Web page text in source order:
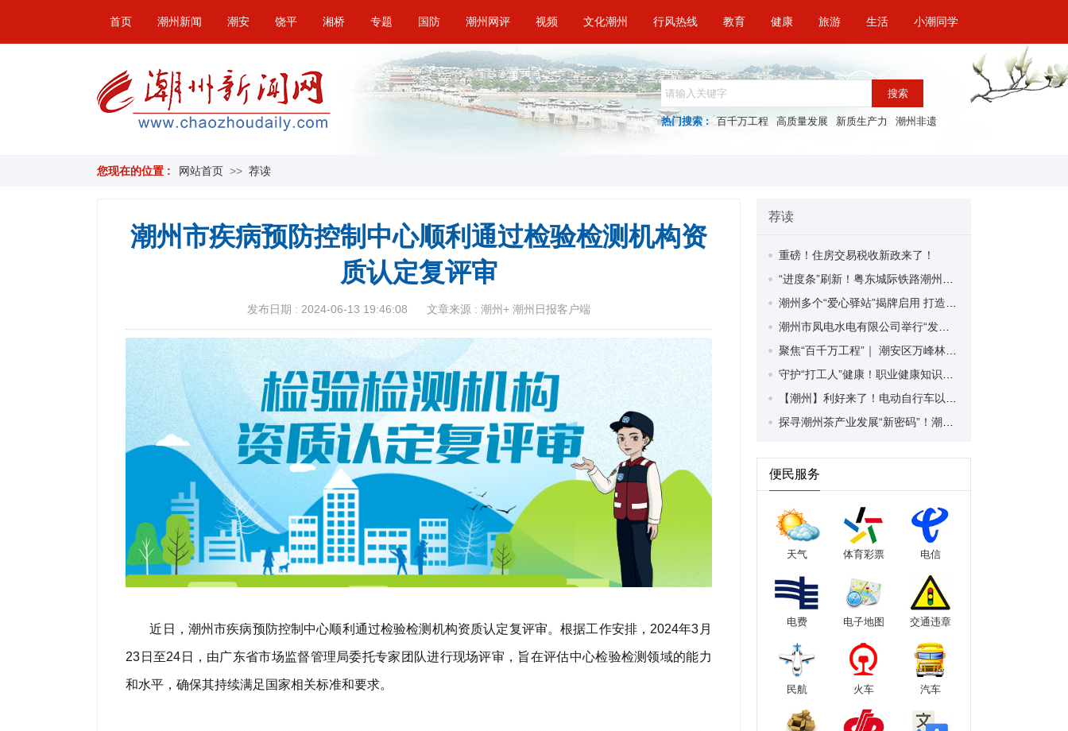
首页 潮州新闻 潮安 饶平 湘桥 专题 国防 潮州网评 视频 文化潮州 行风热线 教育 健康 旅游 生活 小潮同学
搜索
热门搜索 : 百千万工程 高质量发展 新质生产力 潮州非遗
您现在的位置 : 网站首页 >> 荐读
潮州市疾病预防控制中心顺利通过检验检测机构资
质认定复评审
发布日期 : 2024-06-13 19:46:08 文章来源 : 潮州+ 潮州日报客户端
近日，潮州市疾病预防控制中心顺利通过检验检测机构资质认定复评审。根据工作安排，2024年3月
23日至24日，由广东省市场监督管理局委托专家团队进行现场评审，旨在评估中心检验检测领域的能力
和水平，确保其持续满足国家相关标准和要求。
荐读
重磅！住房交易税收新政来了！
便民服务
天气 体育彩票 电信
电费 电子地图 交通违章
民航 火车 汽车